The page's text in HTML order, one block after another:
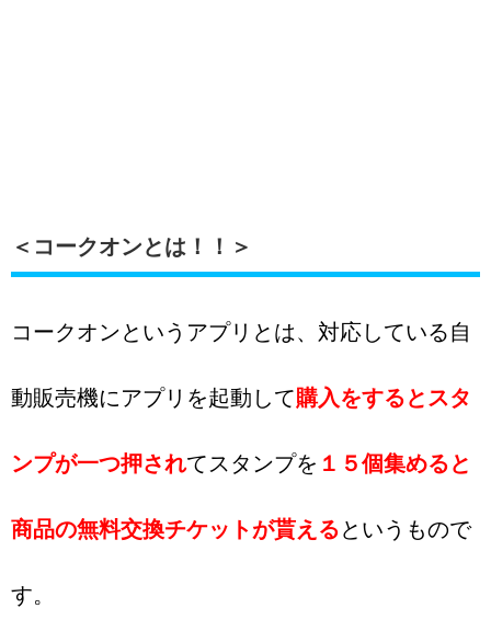
＜コークオンとは！！＞
コークオンというアプリとは、対応している自
動販売機にアプリを起動して購入をするとスタ
ンプが一つ押されてスタンプを １５個集めると
商品の無料交換チケットが貰えるというもので
す。